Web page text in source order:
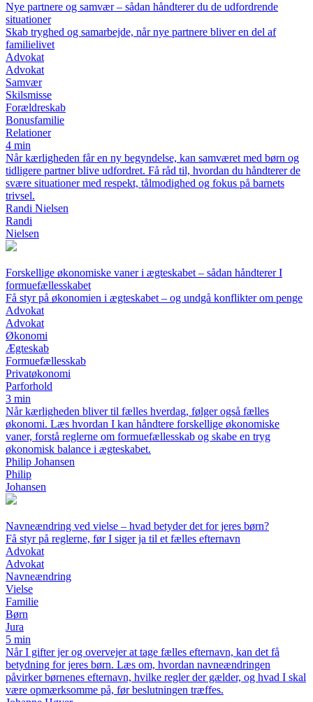
Nye partnere og samvær – sådan håndterer du de udfordrende
situationer
Skab tryghed og samarbejde, når nye partnere bliver en del af
familielivet
Advokat
Advokat
Samvær
Skilsmisse
Forældreskab
Bonusfamilie
Relationer
4 min
Når kærligheden får en ny begyndelse, kan samværet med børn og
tidligere partner blive udfordret. Få råd til, hvordan du håndterer de
svære situationer med respekt, tålmodighed og fokus på barnets
trivsel.
Randi Nielsen
Randi
Nielsen
Forskellige økonomiske vaner i ægteskabet – sådan håndterer I
formuefællesskabet
Få styr på økonomien i ægteskabet – og undgå konflikter om penge
Advokat
Advokat
Økonomi
Ægteskab
Formuefællesskab
Privatøkonomi
Parforhold
3 min
Når kærligheden bliver til fælles hverdag, følger også fælles
økonomi. Læs hvordan I kan håndtere forskellige økonomiske
vaner, forstå reglerne om formuefællesskab og skabe en tryg
økonomisk balance i ægteskabet.
Philip Johansen
Philip
Johansen
Navneændring ved vielse – hvad betyder det for jeres børn?
Få styr på reglerne, før I siger ja til et fælles efternavn
Advokat
Advokat
Navneændring
Vielse
Familie
Børn
Jura
5 min
Når I gifter jer og overvejer at tage fælles efternavn, kan det få
betydning for jeres børn. Læs om, hvordan navneændringen
påvirker børnenes efternavn, hvilke regler der gælder, og hvad I skal
være opmærksomme på, før beslutningen træffes.